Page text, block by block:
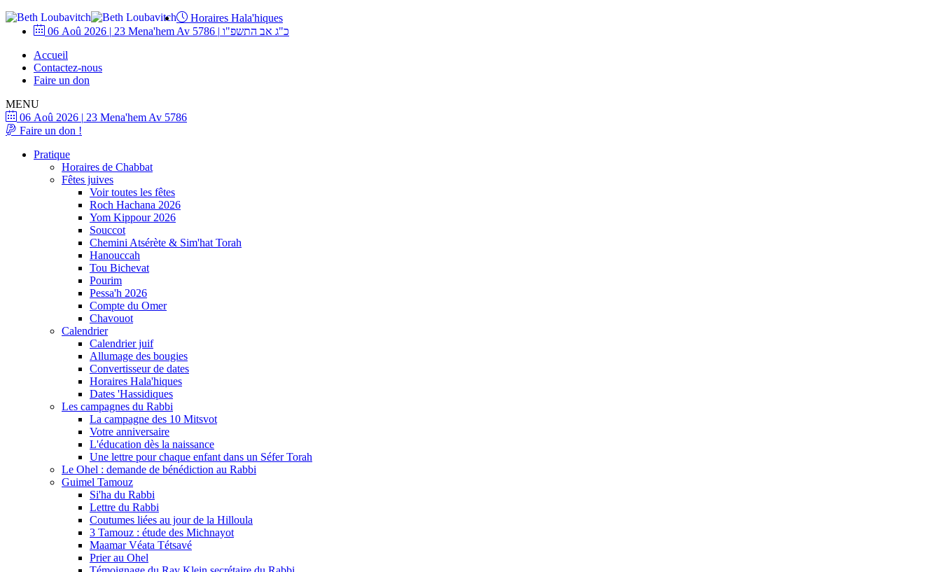
Horaires Hala'hiques
06 Aoû 2026 | 23 Mena'hem Av 5786 | כ"ג אב התשפ"ו
Accueil
Contactez-nous
Faire un don
MENU
06 Aoû 2026 | 23 Mena'hem Av 5786
Faire un don !
Pratique
Horaires de Chabbat
Fêtes juives
Voir toutes les fêtes
Roch Hachana 2026
Yom Kippour 2026
Souccot
Chemini Atsérète & Sim'hat Torah
Hanouccah
Tou Bichevat
Pourim
Pessa'h 2026
Compte du Omer
Chavouot
Calendrier
Calendrier juif
Allumage des bougies
Convertisseur de dates
Horaires Hala'hiques
Dates 'Hassidiques
Les campagnes du Rabbi
La campagne des 10 Mitsvot
Votre anniversaire
L'éducation dès la naissance
Une lettre pour chaque enfant dans un Séfer Torah
Le Ohel : demande de bénédiction au Rabbi
Guimel Tamouz
Si'ha du Rabbi
Lettre du Rabbi
Coutumes liées au jour de la Hilloula
3 Tamouz : étude des Michnayot
Maamar Véata Tétsavé
Prier au Ohel